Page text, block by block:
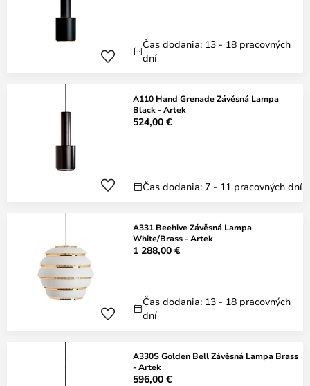
Čas dodania: 13 - 18 pracovných
dní
A110 Hand Grenade Závěsná Lampa
Black - Artek
524,00 €
Čas dodania: 7 - 11 pracovných dní
A331 Beehive Závěsná Lampa
White/Brass - Artek
1 288,00 €
Čas dodania: 13 - 18 pracovných
dní
A330S Golden Bell Závěsná Lampa Brass
- Artek
596,00 €